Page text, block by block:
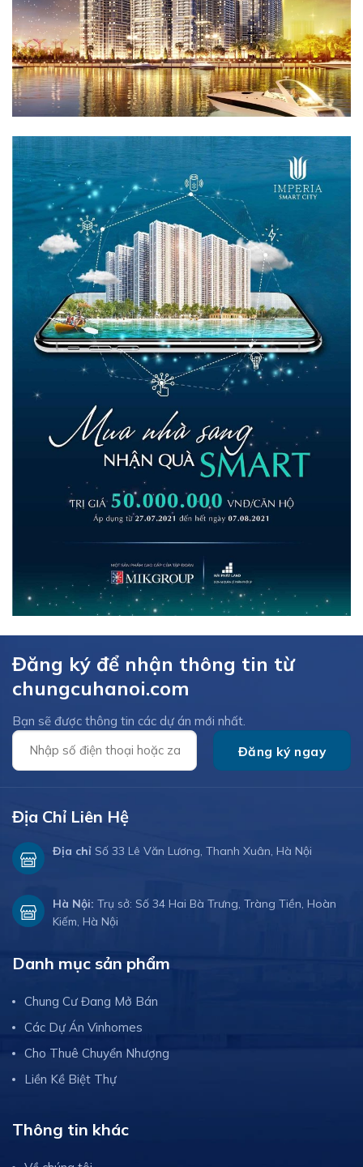
Đăng ký để nhận thông tin từ
chungcuhanoi.com
Bạn sẽ được thông tin các dự án mới nhất.
Địa Chỉ Liên Hệ
Địa chỉ Số 33 Lê Văn Lương, Thanh Xuân, Hà Nội
Hà Nội: Trụ sở: Số 34 Hai Bà Trưng, Tràng Tiền, Hoàn
Kiếm, Hà Nội
Danh mục sản phẩm
Chung Cư Đang Mở Bán
Các Dự Án Vinhomes
Cho Thuê Chuyển Nhượng
Liền Kề Biệt Thự
Thông tin khác